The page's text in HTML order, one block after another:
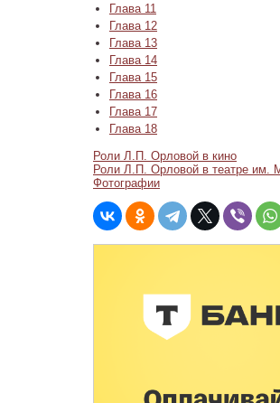
Глава 11
Глава 12
Глава 13
Глава 14
Глава 15
Глава 16
Глава 17
Глава 18
Роли Л.П. Орловой в кино
Роли Л.П. Орловой в театре им.
Фотографии